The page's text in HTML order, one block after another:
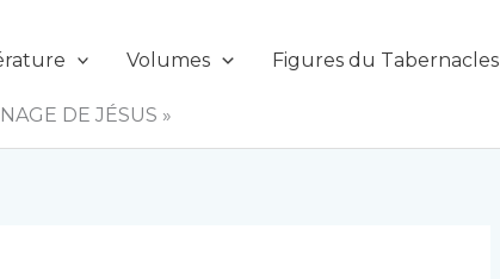
Volumes Figures du Tabernacles
DE JÉSUS »